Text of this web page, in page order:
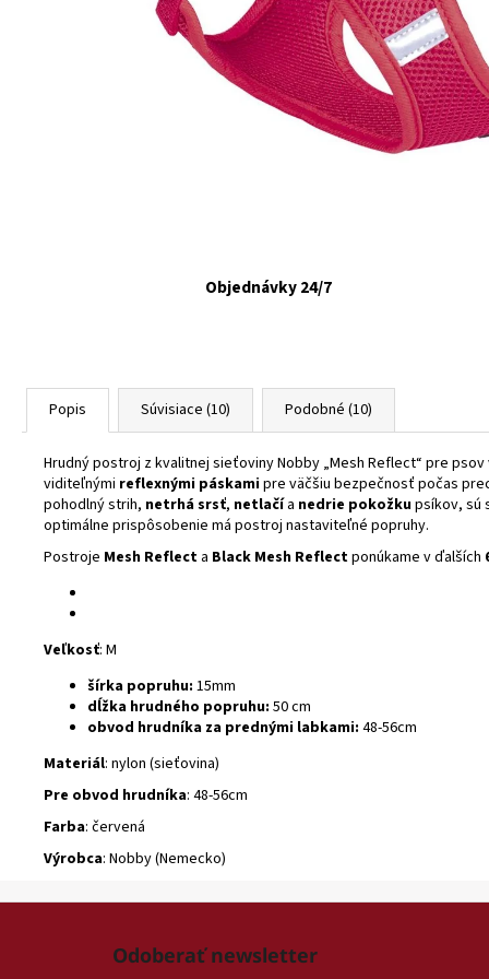
Objednávky 24/7
Popis Súvisiace (10) Podobné (10)
Hrudný postroj z kvalitnej sieťoviny Nobby „Mesh Reflect“ pre
viditeľnými reflexnými páskamipre väčšiu bezpečnosť počas
pohodlný strih, netrhá srsť, netlačía nedrie pokožkupsíkov, sú
optimálne prispôsobenie má postroj nastaviteľné popruhy.
Postroje Mesh Reflect a Black Mesh Reflectponúkame v ďalších
Veľkosť: M
šírka popruhu: 15mm
dĺžka hrudného popruhu: 50 cm
obvod hrudníka za prednými labkami: 48-56cm
Materiál: nylon (sieťovina)
Pre obvod hrudníka: 48-56cm
Farba: červená
Výrobca: Nobby (Nemecko)
€12,35
Z
Odoberať newsletter